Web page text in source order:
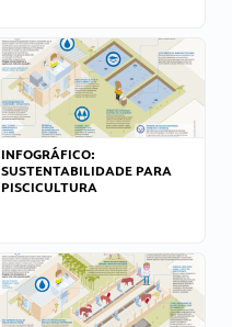
INFOGRÁFICO:
SUSTENTABILIDADE PARA
PISCICULTURA